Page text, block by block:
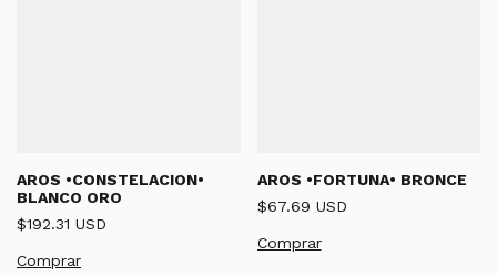
AROS •CONSTELACION•
BLANCO ORO
$192.31 USD
AROS •FORTUNA• BRONCE
$67.69 USD